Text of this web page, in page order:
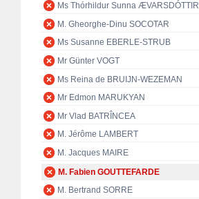
Ms Thórhildur Sunna ÆVARSDÓTTIR
M. Gheorghe-Dinu SOCOTAR
Ms Susanne EBERLE-STRUB
Mr Günter VOGT
Ms Reina de BRUIJN-WEZEMAN
Mr Edmon MARUKYAN
Mr Vlad BATRÎNCEA
M. Jérôme LAMBERT
M. Jacques MAIRE
M. Fabien GOUTTEFARDE
M. Bertrand SORRE